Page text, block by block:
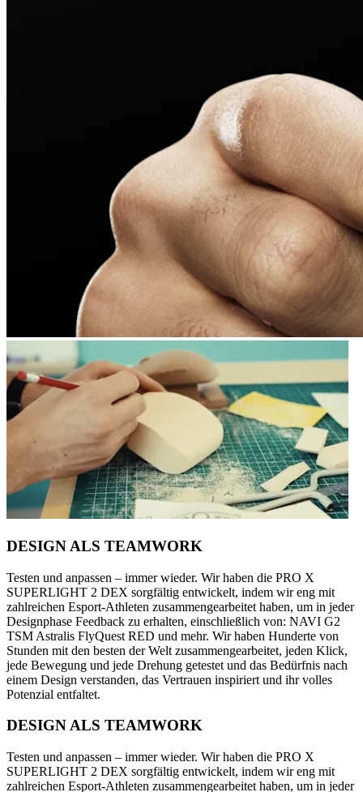
DESIGN ALS TEAMWORK
Testen und anpassen – immer wieder. Wir haben die PRO X
SUPERLIGHT 2 DEX sorgfältig entwickelt, indem wir eng mit
zahlreichen Esport-Athleten zusammengearbeitet haben, um in jeder
Designphase Feedback zu erhalten, einschließlich von: NAVI G2
TSM Astralis FlyQuest RED und mehr. Wir haben Hunderte von
Stunden mit den besten der Welt zusammengearbeitet, jeden Klick,
jede Bewegung und jede Drehung getestet und das Bedürfnis nach
einem Design verstanden, das Vertrauen inspiriert und ihr volles
Potenzial entfaltet.
DESIGN ALS TEAMWORK
Testen und anpassen – immer wieder. Wir haben die PRO X
SUPERLIGHT 2 DEX sorgfältig entwickelt, indem wir eng mit
zahlreichen Esport-Athleten zusammengearbeitet haben, um in jeder